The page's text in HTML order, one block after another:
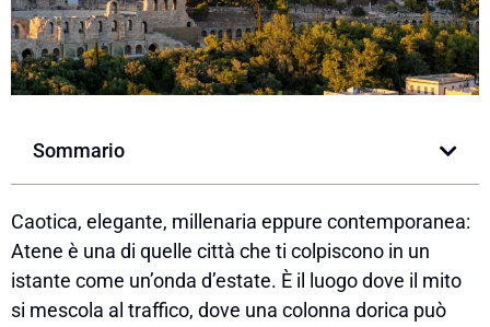
Sommario
Caotica, elegante, millenaria eppure contemporanea:
Atene è una di quelle città che ti colpiscono in un
istante come un’onda d’estate. È il luogo dove il mito
si mescola al traffico, dove una colonna dorica può